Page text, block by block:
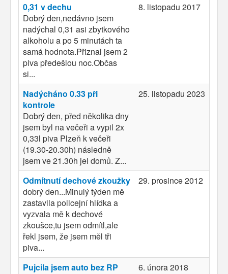
0,31 v dechu
Dobrý den,nedávno jsem
nadýchal 0,31 asi zbytkového
alkoholu a po 5 minutách ta
samá hodnota.Přiznal jsem 2
piva předešlou noc.Občas
si...
8. listopadu 2017
Nadýcháno 0.33 při
kontrole
Dobrý den, před několika dny
jsem byl na večeři a vypil 2x
0,33l piva Plzeň k večeři
(19.30-20.30h) následně
jsem ve 21.30h jel domů. Z...
25. listopadu 2023
Odmítnutí dechové zkoužky
dobrý den...Minulý týden mě
zastavila policejní hlídka a
vyzvala mě k dechové
zkoušce,tu jsem odmítl,ale
řekl jsem, že jsem měl tři
piva...
29. prosince 2012
Pujcila jsem auto bez RP
6. února 2018